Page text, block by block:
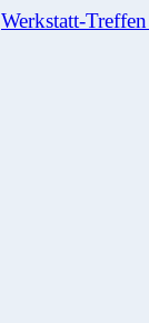
Werkstatt-Treffen